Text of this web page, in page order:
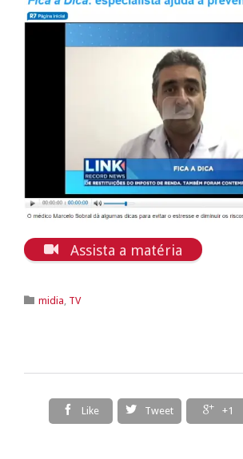
 Assista a matéria
 Category
midia, TV
 Like  Tweet  +1